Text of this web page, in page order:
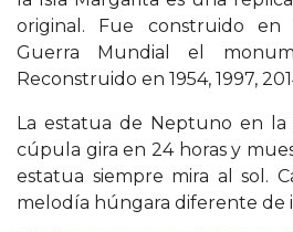
original. Fue construido en
Guerra Mundial el
Reconstruido en 1954, 1997,
La estatua de Neptuno en
cúpula gira en 24 horas y
estatua siempre mira al sol.
melodía húngara diferente de